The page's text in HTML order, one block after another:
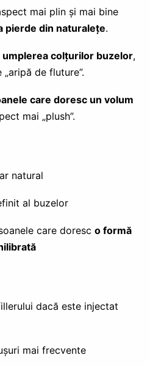
mai plin și mai bine
pierde din naturalețe.
umplerea colțurilor buzelor,
de fluture”.
care doresc un volum
mai „plush”.
natural
al buzelor
care doresc o formă
dacă este injectat
mai frecvente